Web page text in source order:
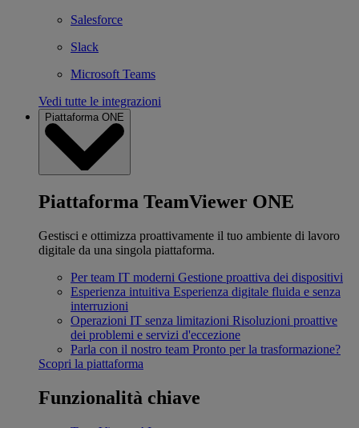
Salesforce
Slack
Microsoft Teams
Vedi tutte le integrazioni
Piattaforma ONE
Piattaforma TeamViewer ONE
Gestisci e ottimizza proattivamente il tuo ambiente di lavoro
digitale da una singola piattaforma.
Per team IT moderni Gestione proattiva dei dispositivi
Esperienza intuitiva Esperienza digitale fluida e senza
interruzioni
Operazioni IT senza limitazioni Risoluzioni proattive
dei problemi e servizi d'eccezione
Parla con il nostro team Pronto per la trasformazione?
Scopri la piattaforma
Funzionalità chiave